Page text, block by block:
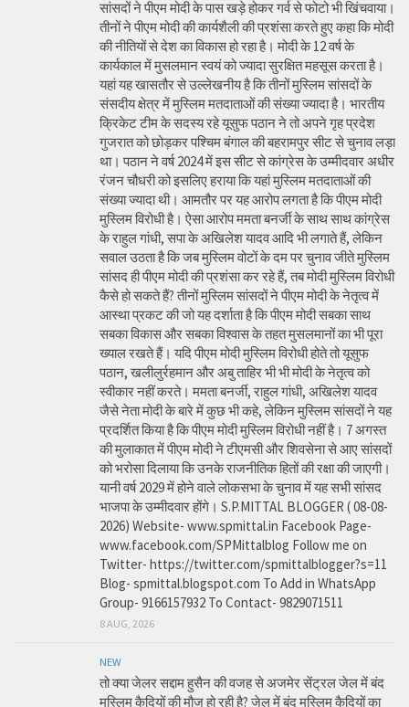
सांसदों ने पीएम मोदी के पास खड़े होकर गर्व से फोटो भी खिंचवाया।
तीनों ने पीएम मोदी की कार्यशैली की प्रशंसा करते हुए कहा कि मोदी
की नीतियों से देश का विकास हो रहा है। मोदी के 12 वर्ष के
कार्यकाल में मुसलमान स्वयं को ज्यादा सुरक्षित महसूस करता है।
यहां यह खासतौर से उल्लेखनीय है कि तीनों मुस्लिम सांसदों के
संसदीय क्षेत्र में मुस्लिम मतदाताओं की संख्या ज्यादा है। भारतीय
क्रिकेट टीम के सदस्य रहे यूसुफ पठान ने तो अपने गृह प्रदेश
गुजरात को छोड़कर पश्चिम बंगाल की बहरामपुर सीट से चुनाव लड़ा
था। पठान ने वर्ष 2024 में इस सीट से कांग्रेस के उम्मीदवार अधीर
रंजन चौधरी को इसलिए हराया कि यहां मुस्लिम मतदाताओं की
संख्या ज्यादा थी। आमतौर पर यह आरोप लगता है कि पीएम मोदी
मुस्लिम विरोधी है। ऐसा आरोप ममता बनर्जी के साथ साथ कांग्रेस
के राहुल गांधी, सपा के अखिलेश यादव आदि भी लगाते हैं, लेकिन
सवाल उठता है कि जब मुस्लिम वोटों के दम पर चुनाव जीते मुस्लिम
सांसद ही पीएम मोदी की प्रशंसा कर रहे हैं, तब मोदी मुस्लिम विरोधी
कैसे हो सकते हैं? तीनों मुस्लिम सांसदों ने पीएम मोदी के नेतृत्व में
आस्था प्रकट की जो यह दर्शाता है कि पीएम मोदी सबका साथ
सबका विकास और सबका विश्वास के तहत मुसलमानों का भी पूरा
ख्याल रखते हैं। यदि पीएम मोदी मुस्लिम विरोधी होते तो यूसुफ
पठान, खलीलुर्रहमान और अबु ताहिर भी भी मोदी के नेतृत्व को
स्वीकार नहीं करते। ममता बनर्जी, राहुल गांधी, अखिलेश यादव
जैसे नेता मोदी के बारे में कुछ भी कहे, लेकिन मुस्लिम सांसदों ने यह
प्रदर्शित किया है कि पीएम मोदी मुस्लिम विरोधी नहीं है। 7 अगस्त
की मुलाकात में पीएम मोदी ने टीएमसी और शिवसेना से आए सांसदों
को भरोसा दिलाया कि उनके राजनीतिक हितों की रक्षा की जाएगी।
यानी वर्ष 2029 में होने वाले लोकसभा के चुनाव में यह सभी सांसद
भाजपा के उम्मीदवार होंगे। S.P.MITTAL BLOGGER ( 08-08-
2026) Website- www.spmittal.in Facebook Page-
www.facebook.com/SPMittalblog Follow me on
Twitter- https://twitter.com/spmittalblogger?s=11
Blog- spmittal.blogspot.com To Add in WhatsApp
Group- 9166157932 To Contact- 9829071511
8 AUG, 2026
NEW
तो क्या जेलर सद्दाम हुसैन की वजह से अजमेर सेंट्रल जेल में बंद
मुस्लिम कैदियों की मौज हो रही है? जेल में बंद मुस्लिम कैदियों का